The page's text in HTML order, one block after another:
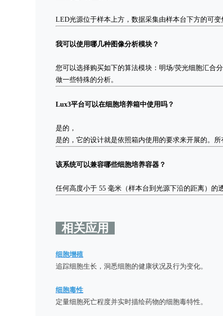
LED光源位于样本上方，数据采集由样本台下方的可
我可以使用哪几种图像分析模块？
您可以选择购买如下的算法模块：明场/荧光细胞汇合
做一些特殊的分析。
Lux3平台可以在细胞培养箱中使用吗？
是的，
是的，它的设计就是依照箱内使用的要求来开展的。所
该系统可以兼容哪些细胞培养容器？
任何高度小于 55 毫米（样本台到光源下沿的距离）的
相关应用
细胞增殖
追踪细胞生长，洞悉细胞的健康状况及行为变化。
细胞毒性
定量细胞死亡程度并实时描绘药物的细胞毒特性。